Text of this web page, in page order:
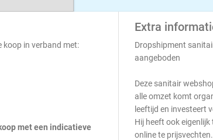
koop in verband met:
met een indicatieve
Extra
Dropshipment
aangeboden
Deze sanitair
alle omzet komt
leeftijd en investeert
Hij heeft ook
online te prijsvechten.